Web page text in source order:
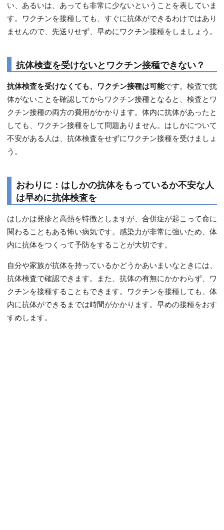
い、あるいは、あっても非常に少ないということを表していま
す。ワクチンを接種しても、すぐに抗体ができるわけではあり
ませんので、先送りせず、早めにワクチン接種をしましょう。
抗体検査を受けないとワクチン接種できない？
抗体検査を受けなくても、ワクチン接種は可能です。検査で抗
体がないことを確認してからワクチン接種となると、検査とワ
クチン接種の両方の費用がかかります。体内に抗体があったと
しても、ワクチン接種をして問題ありません。はしかについて
不安がある人は、抗体検査をせずにワクチン接種を受けましょ
う。
おわりに：はしかの抗体をもっているか不安な人
は早めに抗体検査を
はしかは発疹と高熱を特徴としますが、合併症が起こって命に
関わることもある怖い病気です。感染力が非常に強いため、体
内に抗体をつくって予防をすることが大切です。
自分や家族が抗体を持っているかどうかあいまいなときには、
抗体検査で確認できます。また、抗体の有無にかかわらず、ワ
クチンを接種することもできます。ワクチンを接種しても、体
内に抗体ができるまでは時間がかかります。早めの接種をおす
すめします。